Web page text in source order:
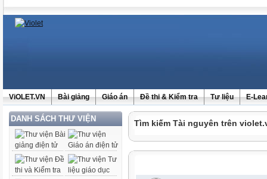
ViOLET.VN Bài giảng Giáo án Đề thi & Kiểm tra Tư liệu E-
DANH SÁCH THƯ VIỆN Tìm kiếm Tài nguyên trên